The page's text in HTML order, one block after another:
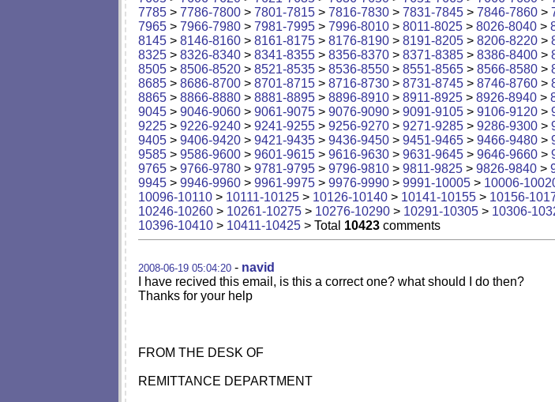
7785 > 7786-7800 > 7801-7815 > 7816-7830 > 7831-7845 > 7846-7860 >
7965 > 7966-7980 > 7981-7995 > 7996-8010 > 8011-8025 > 8026-8040 >
8145 > 8146-8160 > 8161-8175 > 8176-8190 > 8191-8205 > 8206-8220 >
8325 > 8326-8340 > 8341-8355 > 8356-8370 > 8371-8385 > 8386-8400 >
8505 > 8506-8520 > 8521-8535 > 8536-8550 > 8551-8565 > 8566-8580 >
8685 > 8686-8700 > 8701-8715 > 8716-8730 > 8731-8745 > 8746-8760 >
8865 > 8866-8880 > 8881-8895 > 8896-8910 > 8911-8925 > 8926-8940 >
9045 > 9046-9060 > 9061-9075 > 9076-9090 > 9091-9105 > 9106-9120 >
9225 > 9226-9240 > 9241-9255 > 9256-9270 > 9271-9285 > 9286-9300 >
9405 > 9406-9420 > 9421-9435 > 9436-9450 > 9451-9465 > 9466-9480 >
9585 > 9586-9600 > 9601-9615 > 9616-9630 > 9631-9645 > 9646-9660 >
9765 > 9766-9780 > 9781-9795 > 9796-9810 > 9811-9825 > 9826-9840 >
9945 > 9946-9960 > 9961-9975 > 9976-9990 > 9991-10005 > 10006-
10096-10110 > 10111-10125 > 10126-10140 > 10141-10155 > 10156-
10246-10260 > 10261-10275 > 10276-10290 > 10291-10305 > 10306-
10396-10410 > 10411-10425 > Total 10423 comments
2008-06-19 05:04:20 - navid
I have recived this email, is this a correct one? what should I do then?
Thanks for your help
FROM THE DESK OF
REMITTANCE DEPARTMENT